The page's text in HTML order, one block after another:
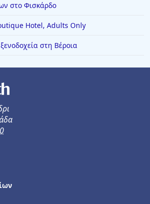
Κέα
Κομοτηνή
Στούπα
Ωρωπό
Κρυοπηγή
Αμμουδιά
στο Φισκάρδο
Hotel, Adults Only
στη Βέροια